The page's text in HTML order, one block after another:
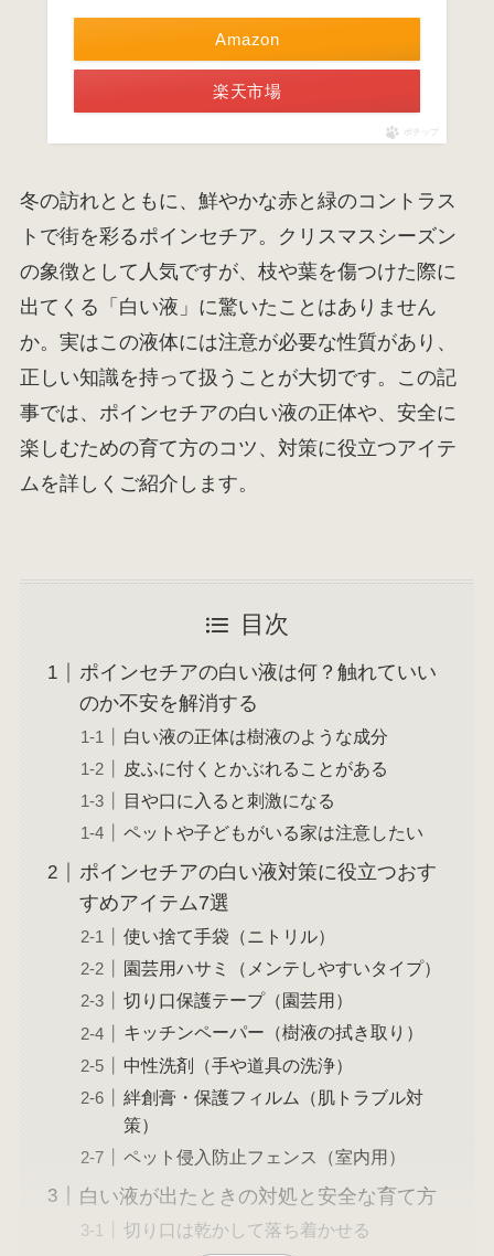
Amazon
楽天市場
ポチップ
冬の訪れとともに、鮮やかな赤と緑のコントラス
トで街を彩るポインセチア。クリスマスシーズン
の象徴として人気ですが、枝や葉を傷つけた際に
出てくる「白い液」に驚いたことはありません
か。実はこの液体には注意が必要な性質があり、
正しい知識を持って扱うことが大切です。この記
事では、ポインセチアの白い液の正体や、安全に
楽しむための育て方のコツ、対策に役立つアイテ
ムを詳しくご紹介します。
目次
ポインセチアの白い液は何？触れていい
のか不安を解消する
白い液の正体は樹液のような成分
皮ふに付くとかぶれることがある
目や口に入ると刺激になる
ペットや子どもがいる家は注意したい
ポインセチアの白い液対策に役立つおす
すめアイテム7選
使い捨て手袋（ニトリル）
園芸用ハサミ（メンテしやすいタイプ）
切り口保護テープ（園芸用）
キッチンペーパー（樹液の拭き取り）
中性洗剤（手や道具の洗浄）
絆創膏・保護フィルム（肌トラブル対
策）
ペット侵入防止フェンス（室内用）
白い液が出たときの対処と安全な育て方
切り口は乾かして落ち着かせる